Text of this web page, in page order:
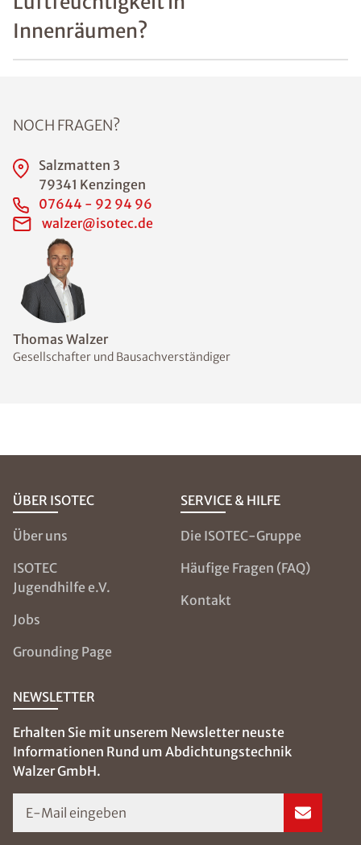
Innenräumen?
Thomas Walzer
Gesellschafter und Bausachverständiger
NOCH FRAGEN?
Salzmatten 3
79341 Kenzingen
07644 - 92 94 96
walzer@isotec.de
ÜBER ISOTEC
Über uns
ISOTEC
Jugendhilfe e.V.
Jobs
Grounding Page
SERVICE & HILFE
Die ISOTEC-Gruppe
Häufige Fragen (FAQ)
Kontakt
NEWSLETTER
Erhalten Sie mit unserem Newsletter neuste
Informationen Rund um Abdichtungstechnik
Walzer GmbH.
E-Mail eingeben